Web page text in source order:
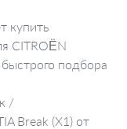
купить
CITROËN
подбора
/
Break (X1) от